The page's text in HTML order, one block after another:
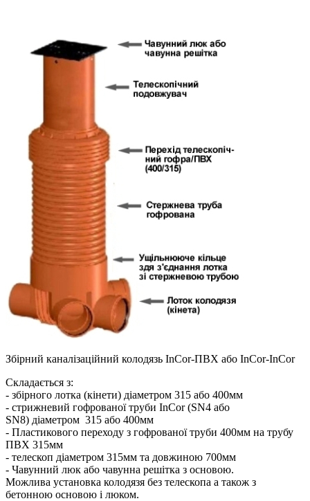
Збірний каналізаційний колодязь InCor-ПВХ або InCor-InCor
Складається з:
- збірного лотка (кінети) діаметром 315 або 400мм
- стрижневий гофрованої труби InCor (SN4 або
SN8) діаметром 315 або 400мм
- Пластикового переходу з гофрованої труби 400мм на трубу
ПВХ 315мм
- телескоп діаметром 315мм та довжиною 700мм
- Чавунний люк або чавунна решітка з основою.
Можлива установка колодязя без телескопа а також з
бетонною основою і люком.